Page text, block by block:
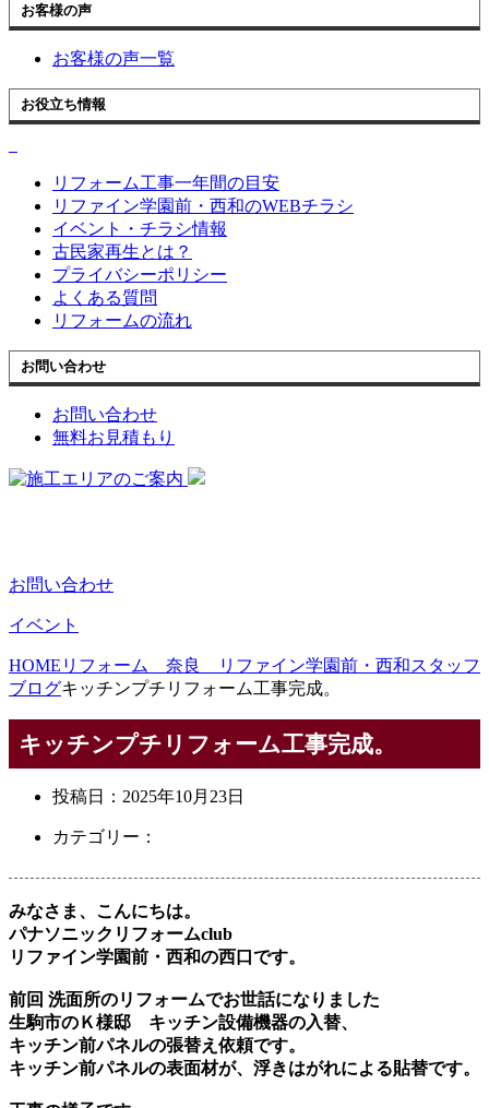
お客様の声
お客様の声一覧
お役立ち情報
リフォーム工事一年間の目安
リファイン学園前・西和のWEBチラシ
イベント・チラシ情報
古民家再生とは？
プライバシーポリシー
よくある質問
リフォームの流れ
お問い合わせ
お問い合わせ
無料お見積もり
お問い合わせ
イベント
HOME リフォーム 奈良 リファイン学園前・西和スタッフ
ブログキッチンプチリフォーム工事完成。
キッチンプチリフォーム工事完成。
投稿日： 2025年10月23日
カテゴリー：
みなさま、こんにちは。
パナソニックリフォームclub
リファイン学園前・西和の西口です。
前回 洗面所のリフォームでお世話になりました
生駒市のＫ様邸 キッチン設備機器の入替、
キッチン前パネルの張替え依頼です。
キッチン前パネルの表面材が、浮きはがれによる貼替です。